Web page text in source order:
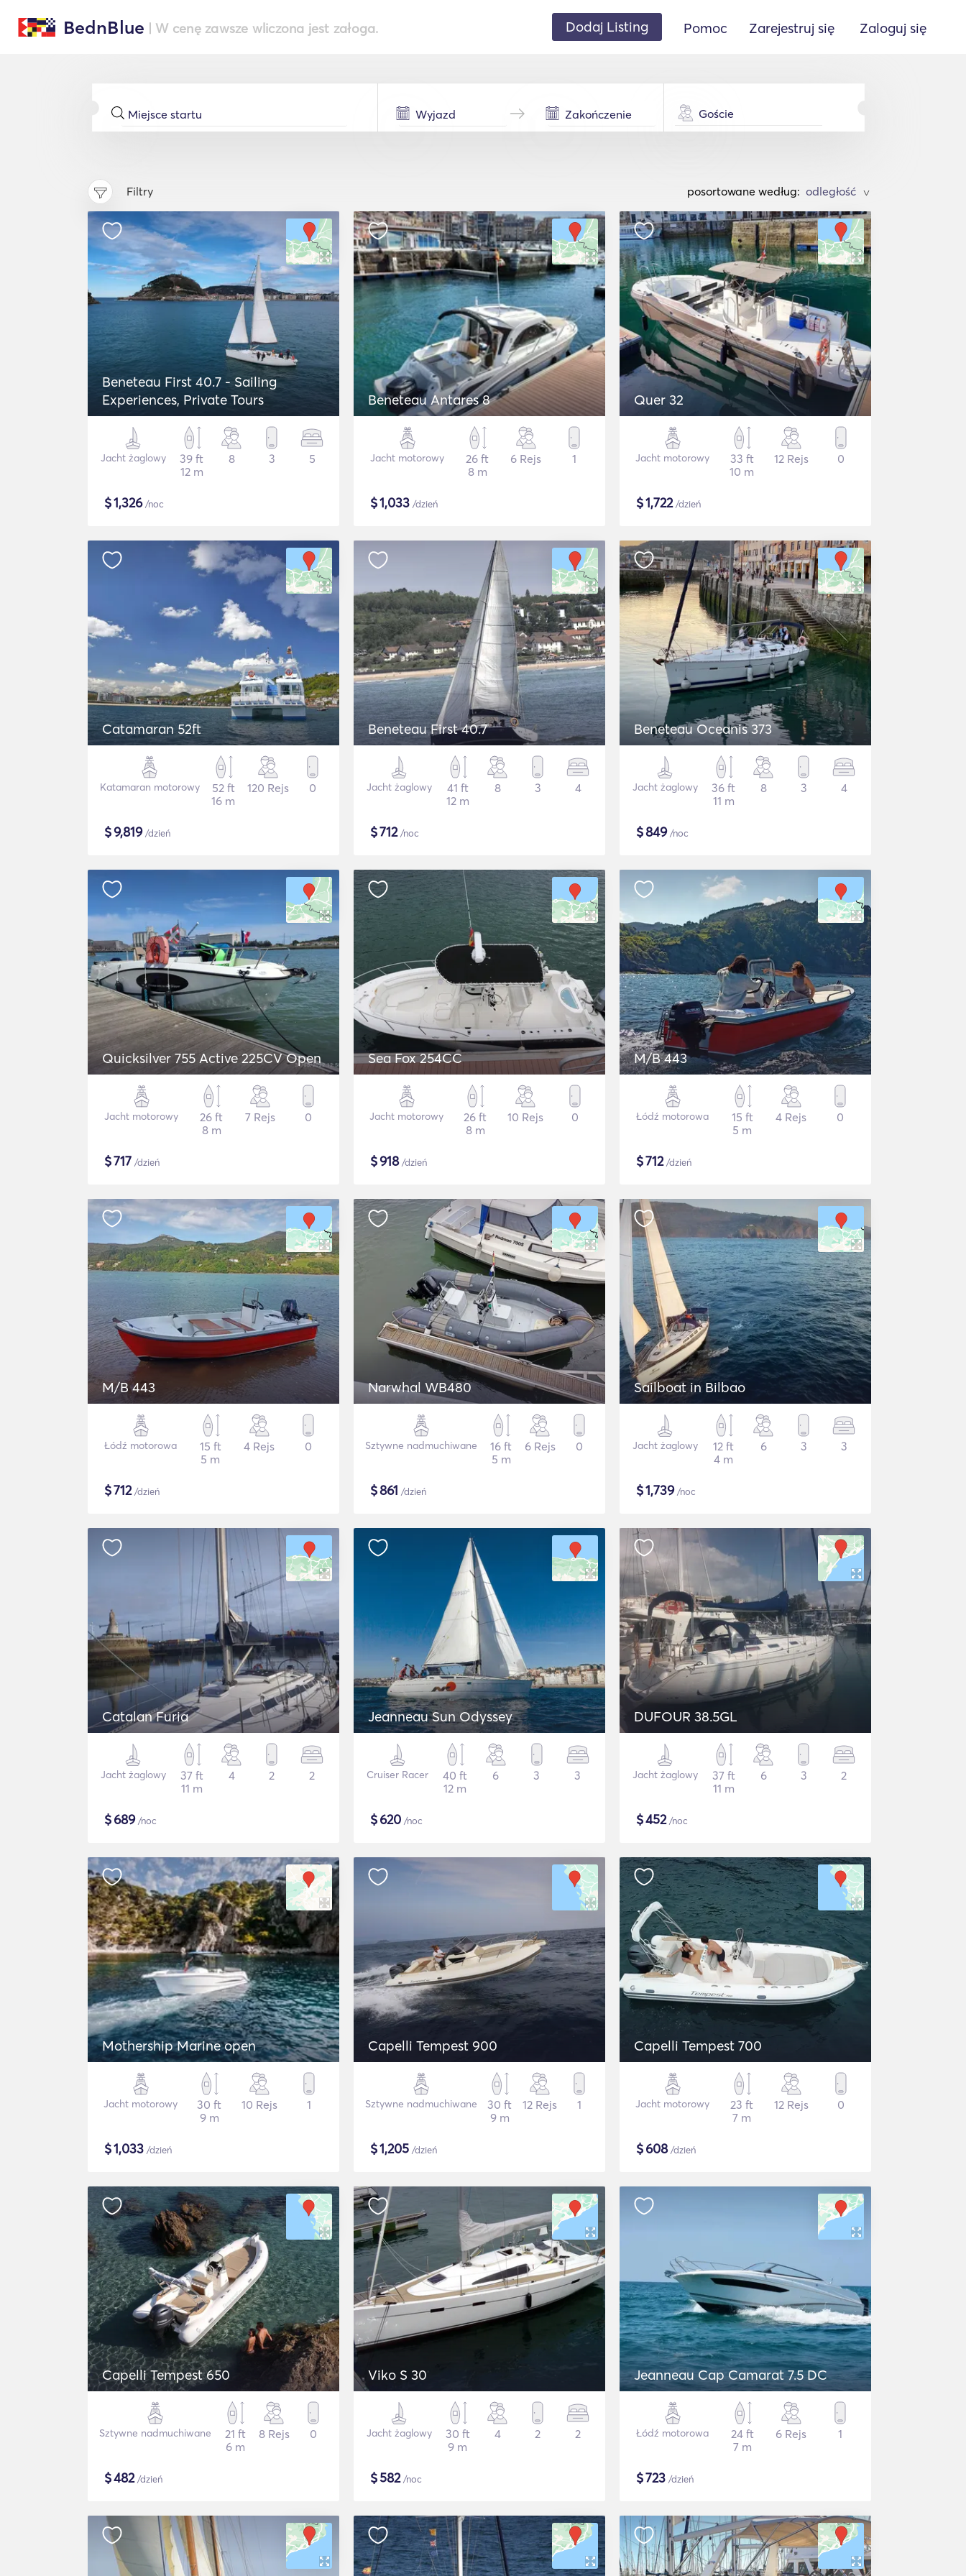
BednBlue | W cenę zawsze wliczona jest załoga. Dodaj Listing Pomoc Zarejestruj się Zaloguj się
Goście
Filtry posortowane według: >
Beneteau First 40.7 - Sailing
Experiences, Private Tours
Jacht żaglowy
39 ft
12 m
8 3 5
$1,326/noc
Beneteau Antares 8
Jacht motorowy
26 ft
8 m
6 Rejs 1
$1,033 /dzień
Quer 32
Jacht motorowy
33 ft
10 m
12 Rejs 0
$1,722/dzień
Catamaran 52ft
Katamaran motorowy
52 ft
16 m
120 Rejs 0
$9,819/dzień
Beneteau First 40.7
Jacht żaglowy
41 ft
12 m
8 3 4
$712/noc
Beneteau Oceanis 373
Jacht żaglowy
36 ft
11 m
8 3 4
$849/noc
Quicksilver 755 Active 225CV Open
Jacht motorowy
26 ft
8 m
7 Rejs 0
$717 /dzień
Sea Fox 254CC
Jacht motorowy
26 ft
8 m
10 Rejs 0
$918/dzień
M/B 443
Łódź motorowa
15 ft
5 m
4 Rejs 0
$712/dzień
M/B 443
Łódź motorowa
15 ft
5 m
4 Rejs 0
$712/dzień
Narwhal WB480
Sztywne nadmuchiwane
16 ft
5 m
6 Rejs 0
$861 /dzień
Sailboat in Bilbao
Jacht żaglowy
12 ft
4 m
6 3 3
$1,739/noc
Catalan Furia
Jacht żaglowy
37 ft
11 m
4 2 2
$689/noc
Jeanneau Sun Odyssey
Cruiser Racer
40 ft
12 m
6 3 3
$620 /noc
DUFOUR 38.5GL
Jacht żaglowy
37 ft
11 m
6 3 2
$452/noc
Mothership Marine open
Jacht motorowy
30 ft
9 m
10 Rejs 1
$1,033 /dzień
Capelli Tempest 900
Sztywne nadmuchiwane
30 ft
9 m
12 Rejs 1
$1,205 /dzień
Capelli Tempest 700
Jacht motorowy
23 ft
7 m
12 Rejs 0
$608/dzień
Capelli Tempest 650
Sztywne nadmuchiwane
21 ft
6 m
8 Rejs 0
$482/dzień
Viko S 30
Jacht żaglowy
30 ft
9 m
4 2 2
$582/noc
Jeanneau Cap Camarat 7.5 DC
Łódź motorowa
24 ft
7 m
6 Rejs 1
$723 /dzień